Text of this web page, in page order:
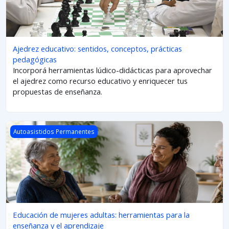
Ajedrez educativo: sentidos, conceptos, prácticas
pedagógicas
Incorporá herramientas lúdico-didácticas para aprovechar
el ajedrez como recurso educativo y enriquecer tus
propuestas de enseñanza.
Imagen del curso Educación de mujeres adultas: herramientas
Autoasistidos Permanentes
Educación de mujeres adultas: herramientas para la
enseñanza y el aprendizaje